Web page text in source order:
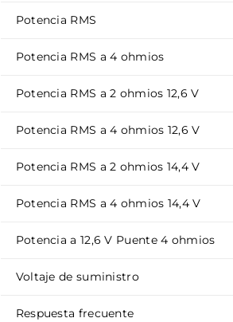
Potencia RMS
Potencia RMS a 4 ohmios
Potencia RMS a 2 ohmios 12,6 V
Potencia RMS a 4 ohmios 12,6 V
Potencia RMS a 2 ohmios 14,4 V
Potencia RMS a 4 ohmios 14,4 V
Potencia a 12,6 V Puente 4 ohmios
Voltaje de suministro
Respuesta frecuente